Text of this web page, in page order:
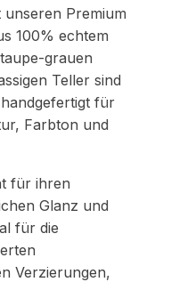
unseren Premium
100% echtem
grauen
Teller sind
für
Farbton und
für ihren
Glanz und
für die
Verzierungen,